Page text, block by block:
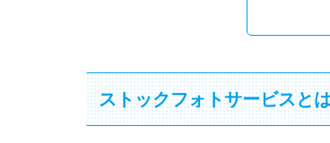
ストックフォトサービスと